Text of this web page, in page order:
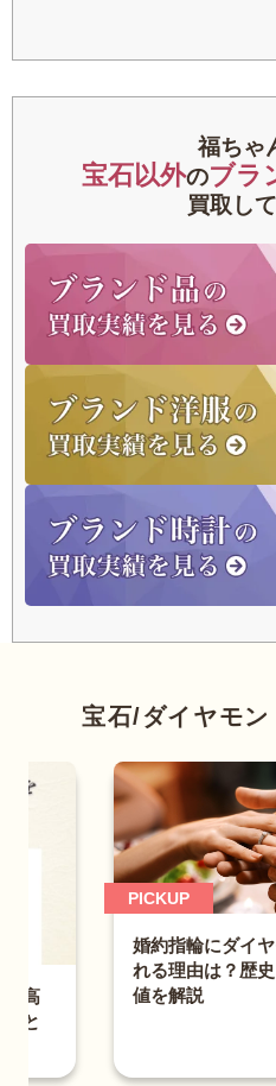
福ちゃ
宝石以外のブラ
買取し
宝石/ダイヤモン
を高
と
PICKUP
婚約指輪にダイ
れる理由は？歴
値を解説